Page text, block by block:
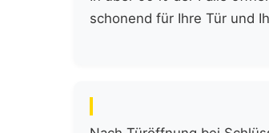
schonend für Ihre Tür und